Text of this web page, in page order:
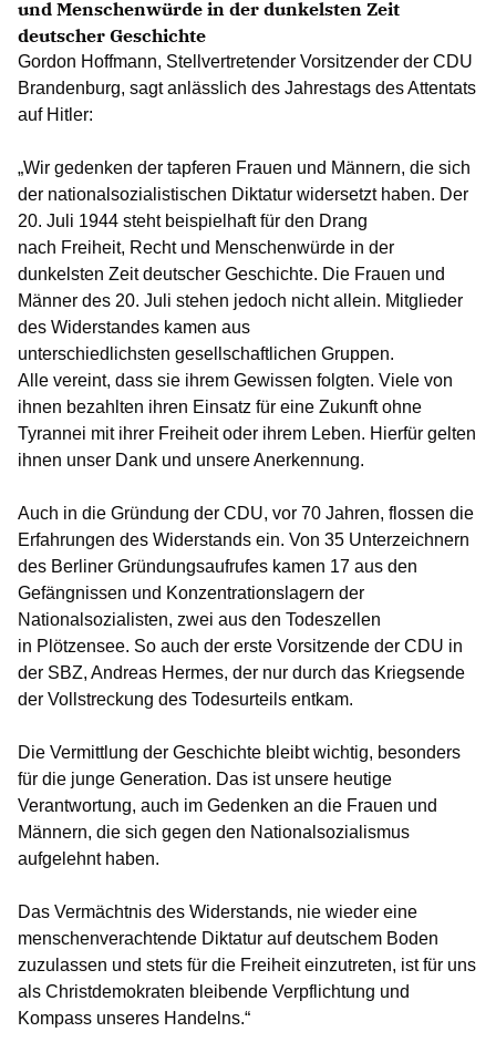
Mitglied werden
und Menschenwürde in der dunkelsten Zeit
deutscher Geschichte
Gordon Hoffmann, Stellvertretender Vorsitzender der CDU
Brandenburg, sagt anlässlich des Jahrestags des Attentats
auf Hitler:
Wir gedenken der tapferen Frauen und Männern, die sich
der nationalsozialistischen Diktatur widersetzt haben. Der
20. Juli 1944 steht beispielhaft für den Drang
nach Freiheit, Recht und Menschenwürde in der
dunkelsten Zeit deutscher Geschichte. Die Frauen und
Männer des 20. Juli stehen jedoch nicht allein. Mitglieder
des Widerstandes kamen aus
unterschiedlichsten gesellschaftlichen Gruppen.
Alle vereint, dass sie ihrem Gewissen folgten. Viele von
ihnen bezahlten ihren Einsatz für eine Zukunft ohne
Tyrannei mit ihrer Freiheit oder ihrem Leben. Hierfür gelten
ihnen unser Dank und unsere Anerkennung.
Auch in die Gründung der CDU, vor 70 Jahren, flossen die
Erfahrungen des Widerstands ein. Von 35 Unterzeichnern
des Berliner Gründungsaufrufes kamen 17 aus den
Gefängnissen und Konzentrationslagern der
Nationalsozialisten, zwei aus den Todeszellen
in Plötzensee. So auch der erste Vorsitzende der CDU in
der SBZ, Andreas Hermes, der nur durch das Kriegsende
der Vollstreckung des Todesurteils entkam.
Die Vermittlung der Geschichte bleibt wichtig, besonders
für die junge Generation. Das ist unsere heutige
Verantwortung, auch im Gedenken an die Frauen und
Männern, die sich gegen den Nationalsozialismus
aufgelehnt haben.
Das Vermächtnis des Widerstands, nie wieder eine
menschenverachtende Diktatur auf deutschem Boden
zuzulassen und stets für die Freiheit einzutreten, ist für uns
als Christdemokraten bleibende Verpflichtung und
Kompass unseres Handelns.“